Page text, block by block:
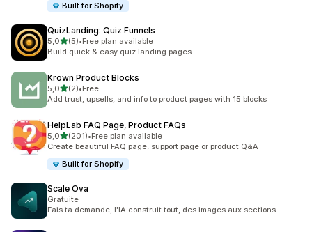
Built for Shopify
QuizLanding: Quiz Funnels
5,0av 5 stjerner
(5)
Totalt 5 omtaler
•Free plan available
Build quick & easy quiz landing pages
Krown Product Blocks
5,0av 5 stjerner
(2)
Totalt 2 omtaler
•Free
Add trust, upsells, and info to product pages with 15 blocks
HelpLab FAQ Page, Product FAQs
5,0av 5 stjerner
(201)
Totalt 201 omtaler
•Free plan available
Create beautiful FAQ page, support page or product Q&A
Built for Shopify
Scale Ova
Gratuite
Fais ta demande, l'IA construit tout, des images aux sections.